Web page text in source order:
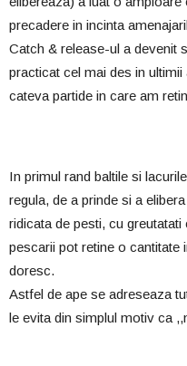
precadere in incinta
Catch & release-ul a devenit
practicat cel mai des in
cateva partide in care am
In primul rand baltile si
regula, de a prinde si a
ridicata de pesti, cu
pescarii pot retine o cantitate
doresc.
Astfel de ape se adreseaza
le evita din simplul motiv ca